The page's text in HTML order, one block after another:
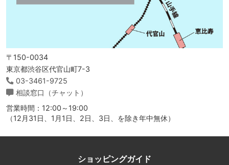
〒150-0034
東京都渋谷区代官山町7-3
03-3461-9725
相談窓口（チャット）
営業時間：12:00～19:00
（12月31日、1月1日、2日、3日、を除き年中無休）
ショッピングガイド